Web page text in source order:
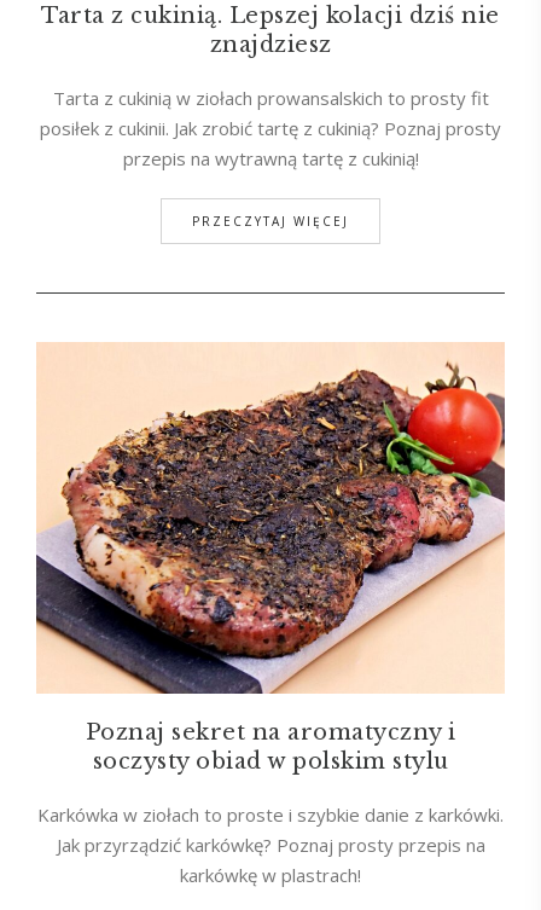
Tarta z cukinią. Lepszej kolacji dziś nie
znajdziesz
Tarta z cukinią w ziołach prowansalskich to prosty fit
posiłek z cukinii. Jak zrobić tartę z cukinią? Poznaj prosty
przepis na wytrawną tartę z cukinią!
PRZECZYTAJ WIĘCEJ
Poznaj sekret na aromatyczny i
soczysty obiad w polskim stylu
Karkówka w ziołach to proste i szybkie danie z karkówki.
Jak przyrządzić karkówkę? Poznaj prosty przepis na
karkówkę w plastrach!